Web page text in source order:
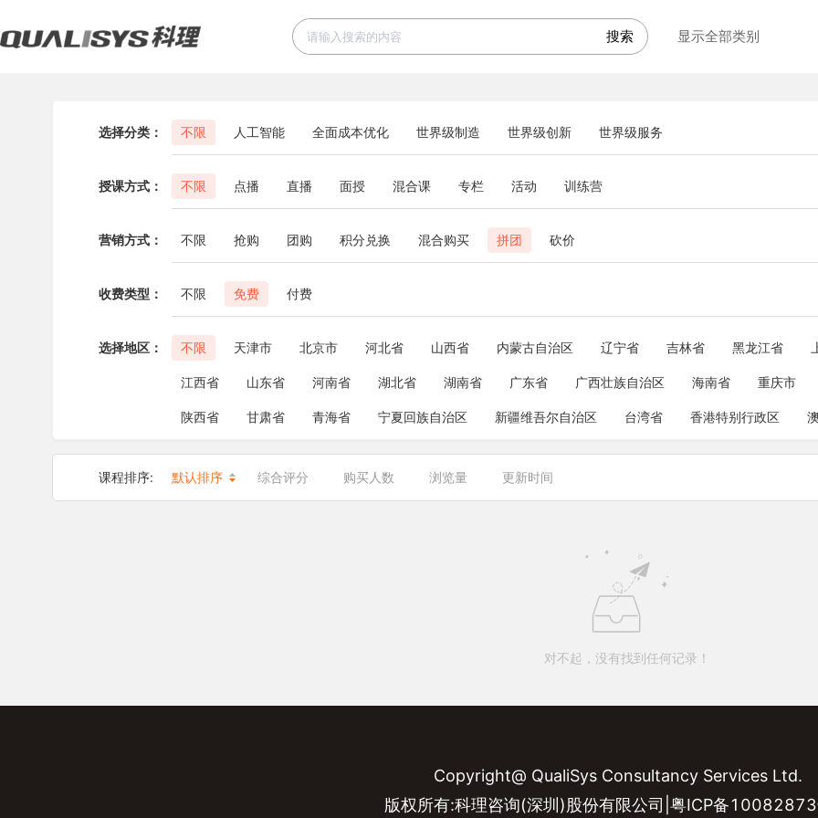
显示全部类别
选择分类： 不限 人工智能 全面成本优化 世界级制造 世界级创新 世界级服务
授课方式： 不限 点播 直播 面授 混合课 专栏 活动 训练营
营销方式： 不限 抢购 团购 积分兑换 混合购买 拼团 砍价
收费类型： 不限 免费 付费
选择地区： 不限 天津市 北京市 河北省 山西省 内蒙古自治区 辽宁省 吉林省 黑龙江省
江西省 山东省 河南省 湖北省 湖南省 广东省 广西壮族自治区 海南省 重庆市
陕西省 甘肃省 青海省 宁夏回族自治区 新疆维吾尔自治区 台湾省 香港特别行政区
课程排序: 默认排序 综合评分 购买人数 浏览量 更新时间
对不起，没有找到任何记录！
Copyright@ QualiSys Consultancy Services Ltd.
版权所有:科理咨询(深圳)股份有限公司|粤ICP备